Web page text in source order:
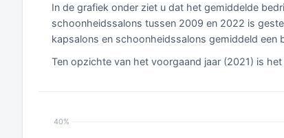
In de grafiek onder ziet u dat het gemiddelde
schoonheidssalons tussen 2009 en 2022 is
kapsalons en schoonheidssalons gemiddeld een
Ten opzichte van het voorgaand jaar (2021) is